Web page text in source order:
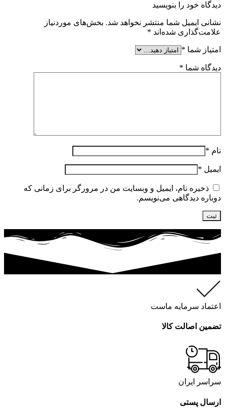
دیدگاه خود را بنویسید
نشانی ایمیل شما منتشر نخواهد شد. بخش‌های موردنیاز
علامت‌گذاری شده‌اند *
امتیاز شما *
دیدگاه شما *
نام *
ایمیل *
ذخیره نام، ایمیل و وبسایت من در مرورگر برای زمانی که
دوباره دیدگاهی می‌نویسم.
اعتماد سرمایه ماست
تضمین اصالت کالا
سراسر ایران
ارسال پستی